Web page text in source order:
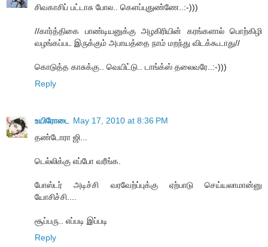
சிவகாசிப் பட்டாசு போல.. கெளப்புதுண்ணே..:-)))
//கார்த்திகை பாண்டியனுக்கு அழகிரியின் கரங்களால் பொற்கிழி
வழங்கப்பட இருக்கும் அபாயத்தை நாம் மறந்து விடக்கூடாது//
கொடுத்த காசுக்கு.. வெயிட்டு.. டாங்க்ஸ் தலைவரே..:-)))
Reply
உயிரோடை
May 17, 2010 at 8:36 PM
தண்டோரா ஜி...
டெல்லிக்கு எப்போ வரீங்க.
போஸ்டர் அடிச்சி வரவேற்ப்புக்கு ஏற்பாடு செய்யலாமான்னு
யோசிச்சி....
சூப்பரு.. எப்படி இப்படி
Reply